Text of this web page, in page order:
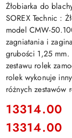
Żłobiarka do
SOREX Technic :
model CMW-
zagniatania i
grubości 1,25
zestawu rolek
rolek wykonuje
różnych zestawów
cena:
13314.00
Cena:
13314.00